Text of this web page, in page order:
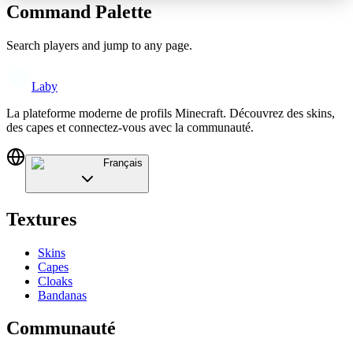
Command Palette
Search players and jump to any page.
Laby
La plateforme moderne de profils Minecraft. Découvrez des skins,
des capes et connectez-vous avec la communauté.
Français
Textures
Skins
Capes
Cloaks
Bandanas
Communauté